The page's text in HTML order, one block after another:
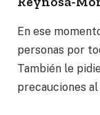
En ese
personas por
También le
precauciones